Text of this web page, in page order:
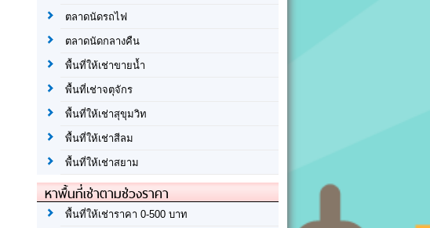
ตลาดนัดรถไฟ
ตลาดนัดกลางคืน
พื้นที่ให้เช่าขายน้ำ
พื้นที่เช่าจตุจักร
พื้นที่ให้เช่าสุขุมวิท
พื้นที่ให้เช่าสีลม
พื้นที่ให้เช่าสยาม
หาพื้นที่เช่าตามช่วงราคา
พื้นที่ให้เช่าราคา 0-500 บาท